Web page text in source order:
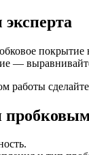
—
работы